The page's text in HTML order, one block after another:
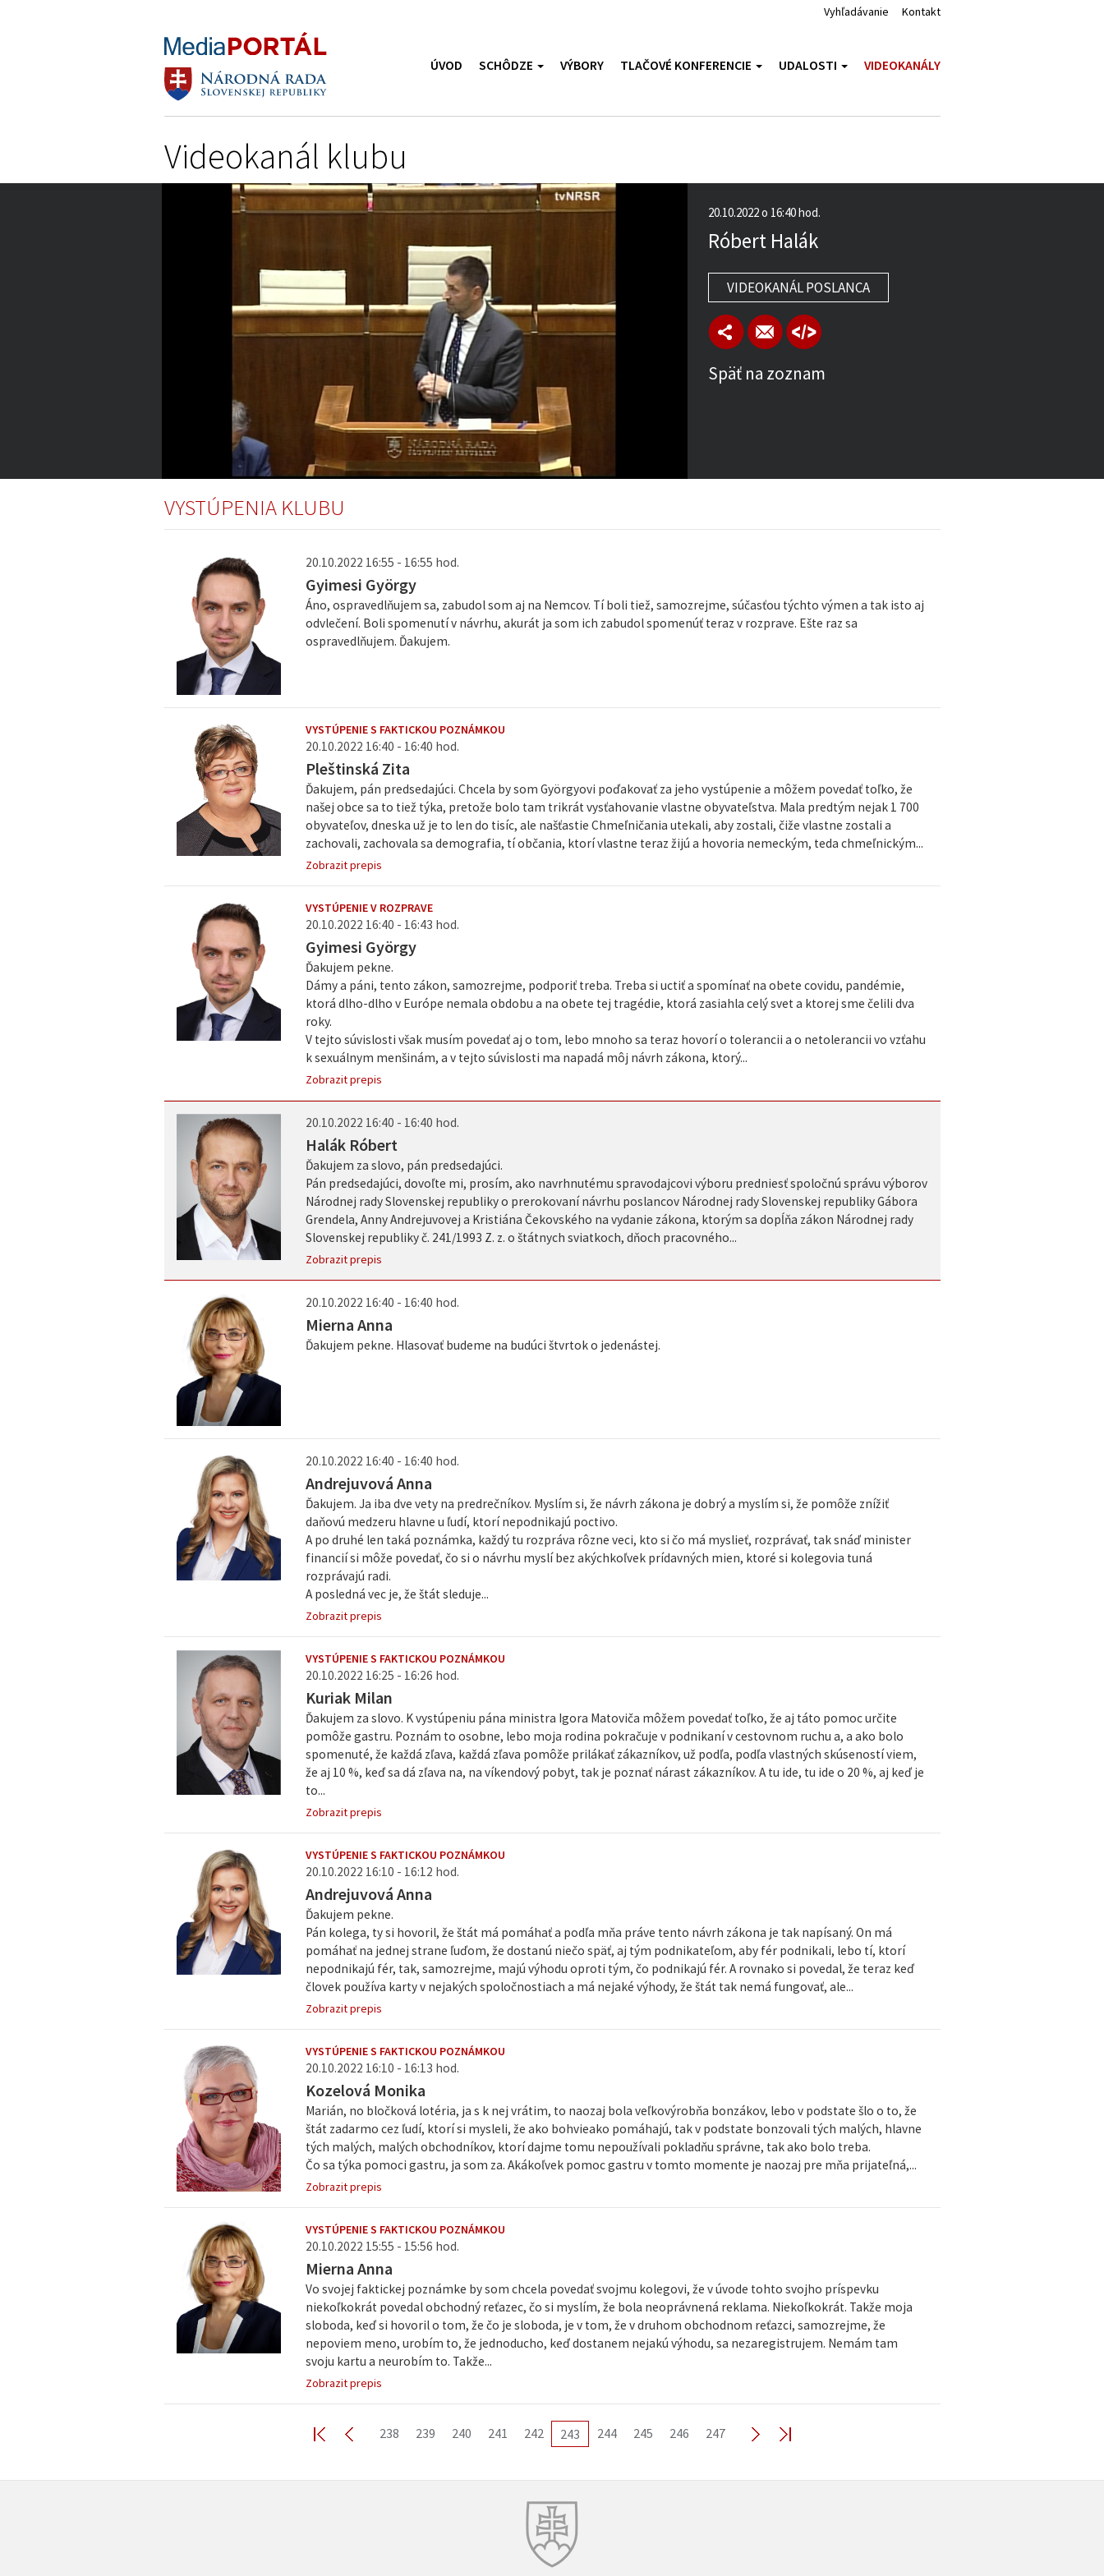
Vyhľadávanie Kontakt
ÚVOD SCHÔDZE VÝBORY TLAČOVÉ KONFERENCIE UDALOSTI VIDEOKANÁLY
Videokanál klubu
5:05:38
Volume
20.10.2022 o 16:40 hod.
Róbert Halák
VIDEOKANÁL POSLANCA
Späť na zoznam
VYSTÚPENIA KLUBU
20.10.2022 16:55 - 16:55 hod.
Gyimesi György
Áno, ospravedlňujem sa, zabudol som aj na Nemcov. Tí boli tiež, samozrejme, súčasťou týchto výmen a tak isto aj
odvlečení. Boli spomenutí v návrhu, akurát ja som ich zabudol spomenúť teraz v rozprave. Ešte raz sa
ospravedlňujem. Ďakujem.
VYSTÚPENIE S FAKTICKOU POZNÁMKOU
20.10.2022 16:40 - 16:40 hod.
Pleštinská Zita
Ďakujem, pán predsedajúci. Chcela by som Györgyovi poďakovať za jeho vystúpenie a môžem povedať toľko, že
našej obce sa to tiež týka, pretože bolo tam trikrát vysťahovanie vlastne obyvateľstva. Mala predtým nejak 1 700
obyvateľov, dneska už je to len do tisíc, ale našťastie Chmeľničania utekali, aby zostali, čiže vlastne zostali a
zachovali, zachovala sa demografia, tí občania, ktorí vlastne teraz žijú a hovoria nemeckým, teda chmeľnickým...
Zobrazit prepis
VYSTÚPENIE V ROZPRAVE
20.10.2022 16:40 - 16:43 hod.
Gyimesi György
Ďakujem pekne.
Dámy a páni, tento zákon, samozrejme, podporiť treba. Treba si uctiť a spomínať na obete covidu, pandémie,
ktorá dlho-dlho v Európe nemala obdobu a na obete tej tragédie, ktorá zasiahla celý svet a ktorej sme čelili dva
roky.
V tejto súvislosti však musím povedať aj o tom, lebo mnoho sa teraz hovorí o tolerancii a o netolerancii vo vzťahu
k sexuálnym menšinám, a v tejto súvislosti ma napadá môj návrh zákona, ktorý...
Zobrazit prepis
20.10.2022 16:40 - 16:40 hod.
Halák Róbert
Ďakujem za slovo, pán predsedajúci.
Pán predsedajúci, dovoľte mi, prosím, ako navrhnutému spravodajcovi výboru predniesť spoločnú správu výborov
Národnej rady Slovenskej republiky o prerokovaní návrhu poslancov Národnej rady Slovenskej republiky Gábora
Grendela, Anny Andrejuvovej a Kristiána Čekovského na vydanie zákona, ktorým sa dopĺňa zákon Národnej rady
Slovenskej republiky č. 241/1993 Z. z. o štátnych sviatkoch, dňoch pracovného...
Zobrazit prepis
20.10.2022 16:40 - 16:40 hod.
Mierna Anna
Ďakujem pekne. Hlasovať budeme na budúci štvrtok o jedenástej.
20.10.2022 16:40 - 16:40 hod.
Andrejuvová Anna
Ďakujem. Ja iba dve vety na predrečníkov. Myslím si, že návrh zákona je dobrý a myslím si, že pomôže znížiť
daňovú medzeru hlavne u ľudí, ktorí nepodnikajú poctivo.
A po druhé len taká poznámka, každý tu rozpráva rôzne veci, kto si čo má myslieť, rozprávať, tak snáď minister
financií si môže povedať, čo si o návrhu myslí bez akýchkoľvek prídavných mien, ktoré si kolegovia tuná
rozprávajú radi.
A posledná vec je, že štát sleduje...
Zobrazit prepis
VYSTÚPENIE S FAKTICKOU POZNÁMKOU
20.10.2022 16:25 - 16:26 hod.
Kuriak Milan
Ďakujem za slovo. K vystúpeniu pána ministra Igora Matoviča môžem povedať toľko, že aj táto pomoc určite
pomôže gastru. Poznám to osobne, lebo moja rodina pokračuje v podnikaní v cestovnom ruchu a, a ako bolo
spomenuté, že každá zľava, každá zľava pomôže prilákať zákazníkov, už podľa, podľa vlastných skúseností viem,
že aj 10 %, keď sa dá zľava na, na víkendový pobyt, tak je poznať nárast zákazníkov. A tu ide, tu ide o 20 %, aj keď je
to...
Zobrazit prepis
VYSTÚPENIE S FAKTICKOU POZNÁMKOU
20.10.2022 16:10 - 16:12 hod.
Andrejuvová Anna
Ďakujem pekne.
Pán kolega, ty si hovoril, že štát má pomáhať a podľa mňa práve tento návrh zákona je tak napísaný. On má
pomáhať na jednej strane ľuďom, že dostanú niečo späť, aj tým podnikateľom, aby fér podnikali, lebo tí, ktorí
nepodnikajú fér, tak, samozrejme, majú výhodu oproti tým, čo podnikajú fér. A rovnako si povedal, že teraz keď
človek používa karty v nejakých spoločnostiach a má nejaké výhody, že štát tak nemá fungovať, ale...
Zobrazit prepis
VYSTÚPENIE S FAKTICKOU POZNÁMKOU
20.10.2022 16:10 - 16:13 hod.
Kozelová Monika
Marián, no bločková lotéria, ja s k nej vrátim, to naozaj bola veľkovýrobňa bonzákov, lebo v podstate šlo o to, že
štát zadarmo cez ľudí, ktorí si mysleli, že ako bohvieako pomáhajú, tak v podstate bonzovali tých malých, hlavne
tých malých, malých obchodníkov, ktorí dajme tomu nepoužívali pokladňu správne, tak ako bolo treba.
Čo sa týka pomoci gastru, ja som za. Akákoľvek pomoc gastru v tomto momente je naozaj pre mňa prijateľná,...
Zobrazit prepis
VYSTÚPENIE S FAKTICKOU POZNÁMKOU
20.10.2022 15:55 - 15:56 hod.
Mierna Anna
Vo svojej faktickej poznámke by som chcela povedať svojmu kolegovi, že v úvode tohto svojho príspevku
niekoľkokrát povedal obchodný reťazec, čo si myslím, že bola neoprávnená reklama. Niekoľkokrát. Takže moja
sloboda, keď si hovoril o tom, že čo je sloboda, je v tom, že v druhom obchodnom reťazci, samozrejme, že
nepoviem meno, urobím to, že jednoducho, keď dostanem nejakú výhodu, sa nezaregistrujem. Nemám tam
svoju kartu a neurobím to. Takže...
Zobrazit prepis
238 239 240 241 242 243 244 245 246 247